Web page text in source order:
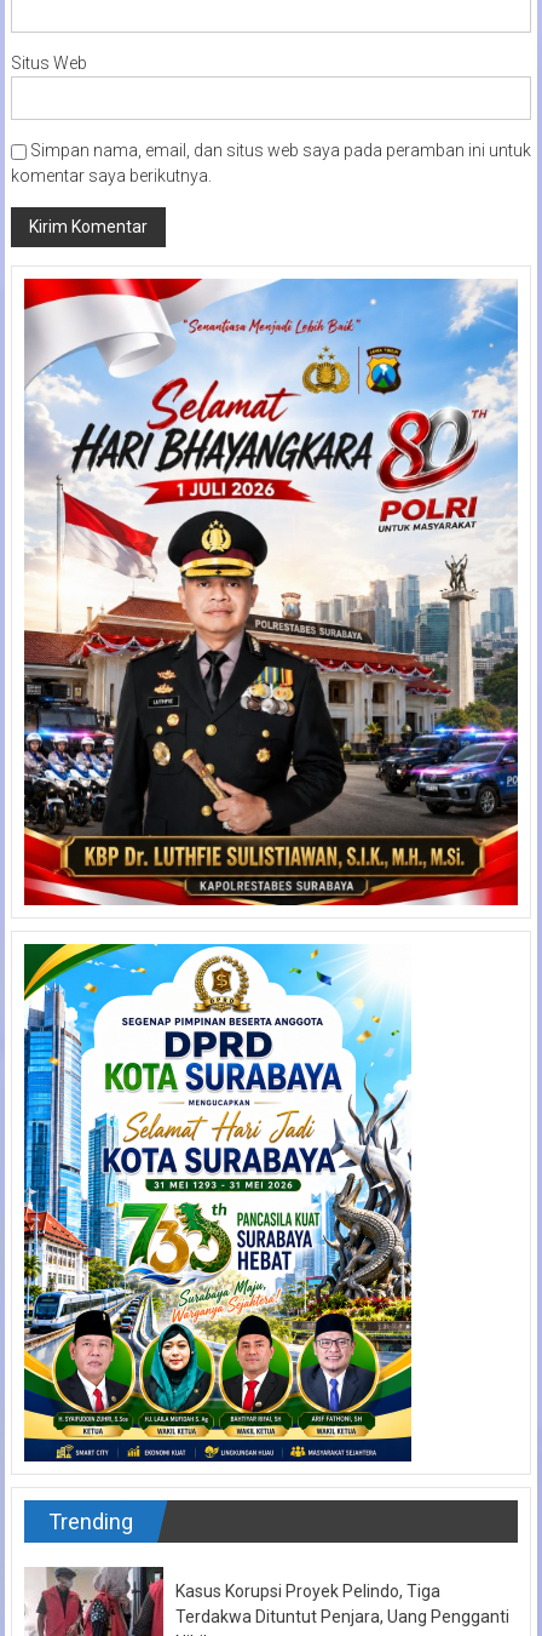
Situs Web
Simpan nama, email, dan situs web saya pada peramban ini untuk
komentar saya berikutnya.
Trending
Kasus Korupsi Proyek Pelindo, Tiga
Terdakwa Dituntut Penjara, Uang Pengganti